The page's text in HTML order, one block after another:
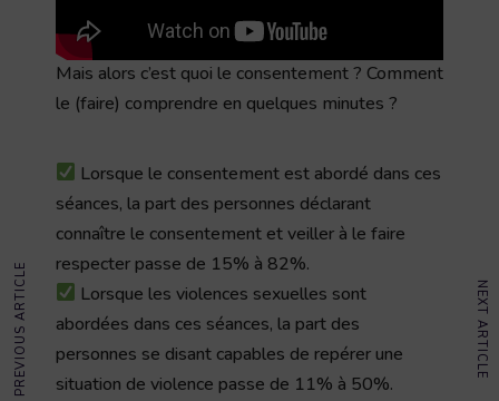
Mais alors c’est quoi le consentement ? Comment
le (faire) comprendre en quelques minutes ?
Lorsque le consentement est abordé dans ces
séances, la part des personnes déclarant
connaître le consentement et veiller à le faire
respecter passe de 15% à 82%.
Lorsque les violences sexuelles sont
abordées dans ces séances, la part des
personnes se disant capables de repérer une
situation de violence passe de 11% à 50%.
PREVIOUS ARTICLE NEXT ARTICLE